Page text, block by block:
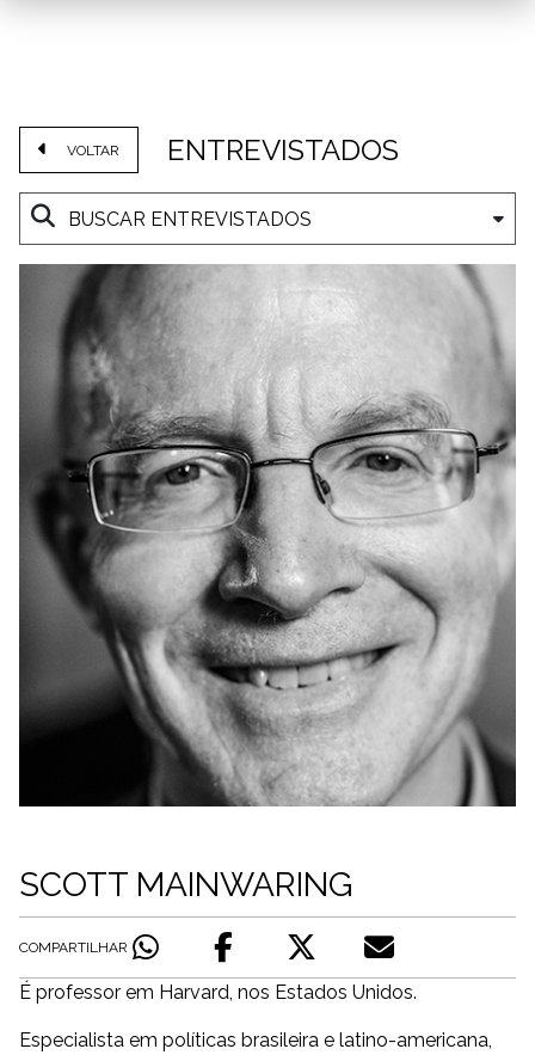
VOLTAR ENTREVISTADOS
SCOTT MAINWARING
COMPARTILHAR
É professor em Harvard, nos Estados Unidos.
Especialista em políticas brasileira e latino-americana,